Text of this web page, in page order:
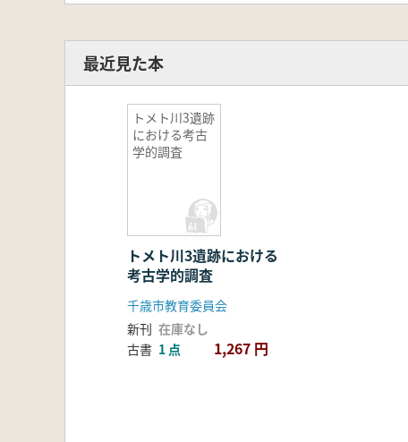
最近見た本
トメト川3遺跡
における考古
学的調査
トメト川3遺跡における
考古学的調査
千歳市教育委員会
新刊 在庫なし
古書 1 点 1,267 円